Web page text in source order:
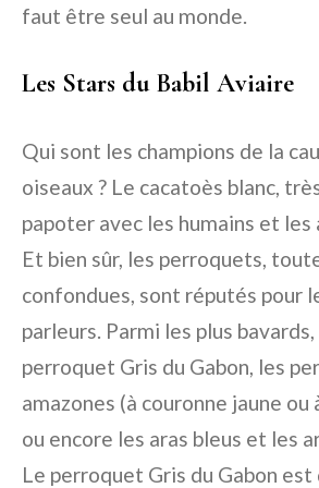
faut être seul au monde.
Les Stars du Babil Aviaire
Qui sont les champions de la
oiseaux ? Le cacatoès blanc,
papoter avec les humains et les
Et bien sûr, les perroquets,
confondues, sont réputés pour
parleurs. Parmi les plus
perroquet Gris du Gabon, les
amazones (à couronne jaune ou
ou encore les aras bleus et les
Le perroquet Gris du Gabon est